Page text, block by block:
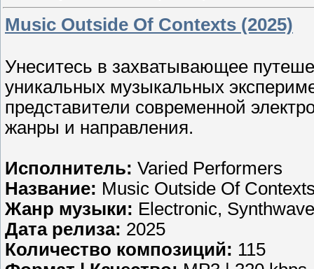
Music Outside Of Contexts (2025)
Унеситесь в захватывающее
уникальных музыкальных
представители современной
жанры и направления.
Исполнитель: Varied Performers
Название: Music Outside Of
Жанр музыки: Electronic, Synthwave
Дата релиза: 2025
Количество композиций: 115